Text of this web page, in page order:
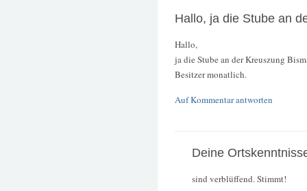
Hallo, ja die Stube an
Hallo,
ja die Stube an der Kreuszung
Besitzer monatlich.
Auf Kommentar antworten
Deine
sind verblüffend. Stimmt!